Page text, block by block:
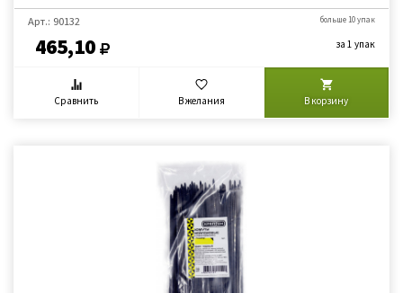
Арт.: 90132
465,10
больше 10 упак
за 1 упак
Сравнить В желания В корзину